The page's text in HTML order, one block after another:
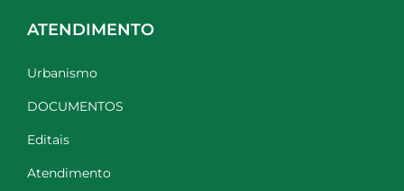
ATENDIMENTO
Urbanismo
DOCUMENTOS
Editais
Atendimento